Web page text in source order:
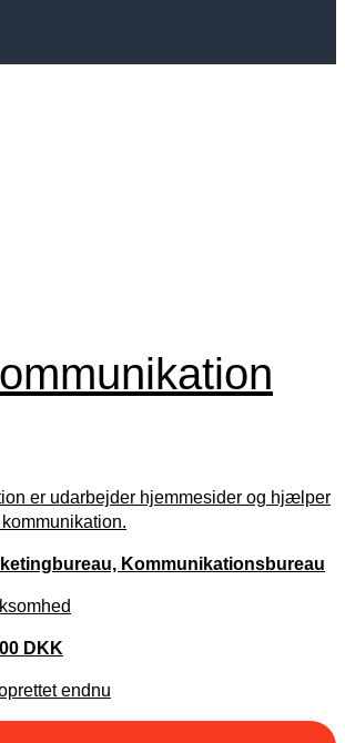
er udarbejder hjemmesider og hjælper
Kommunikationsbureau
DKK
endnu